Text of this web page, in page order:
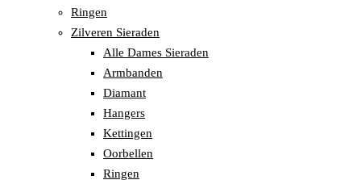
Ringen
Zilveren Sieraden
Alle Dames Sieraden
Armbanden
Diamant
Hangers
Kettingen
Oorbellen
Ringen